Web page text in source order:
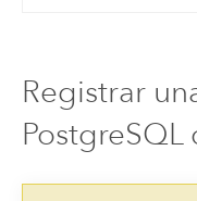
Registrar
PostgreSQL